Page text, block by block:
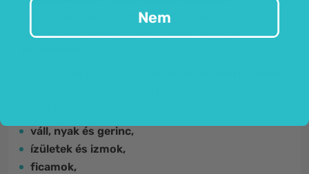
mindenképpen a megfelelő választás az Ön
számára!Légáteresztőekésnem okoznak
váll, nyak és gerinc,
ízületek és izmok,
ficamok,
Nem